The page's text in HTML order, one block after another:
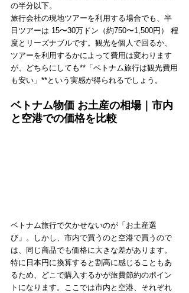
の半分以下。
旅行会社の現地ツアーを利用する場合でも、半
日ツアーは 15〜30万ドン（約750〜1,500円） 程
度とリーズナブルです。観光を個人で回るか、
ツアーを利用するかによって費用は変わります
が、どちらにしても**「ベトナム旅行は観光費用
も安い」**という実感が得られるでしょう。
ベトナム物価 お土産の相場｜市内
と空港での価格を比較
ベトナム旅行で欠かせないのが「お土産選
び」。しかし、市内で買うのと空港で買うので
は、同じ商品でも価格に大きな差があります。
特に日本円に換算すると割高に感じることもあ
るため、どこで購入するかが旅費節約のポイン
トになります。ここでは市内と空港、それぞれ